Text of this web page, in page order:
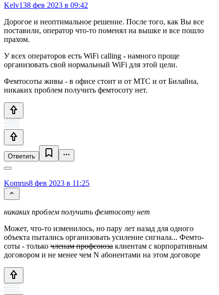
Kelv138 фев 2023 в 09:42
Дорогое и неоптимальное решение. После того, как Вы все
поставили, оператор что-то поменял на вышке и все пошло
прахом.
У всех операторов есть WiFi calling - намного проще
организовать свой нормальный WiFi для этой цели.
Фемтосоты живы - в офисе стоит и от МТС и от Билайна,
никаких проблем получить фемтосоту нет.
Ответить
Komrus8 фев 2023 в 11:25
никаких проблем получить фемтосоту нет
Может, что-то изменилось, но пару лет назад для одного
объекта пытались организовать усиление сигнала... Фемто-
соты - только членам профсоюза клиентам с корпоративным
договором и не менее чем N абонентами на этом договоре